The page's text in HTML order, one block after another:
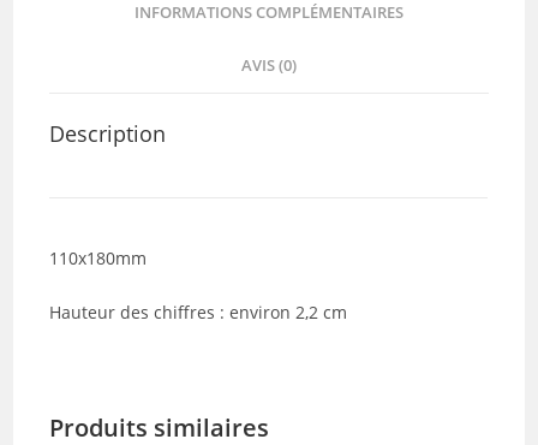
INFORMATIONS COMPLÉMENTAIRES
AVIS (0)
Description
110x180mm
Hauteur des chiffres : environ 2,2 cm
Produits similaires